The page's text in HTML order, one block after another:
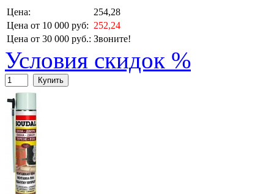
Цена:
254,28
Цена от 10 000 руб: 252,24
Цена от 30 000 руб.: Звоните!
Условия скидок %
Купить